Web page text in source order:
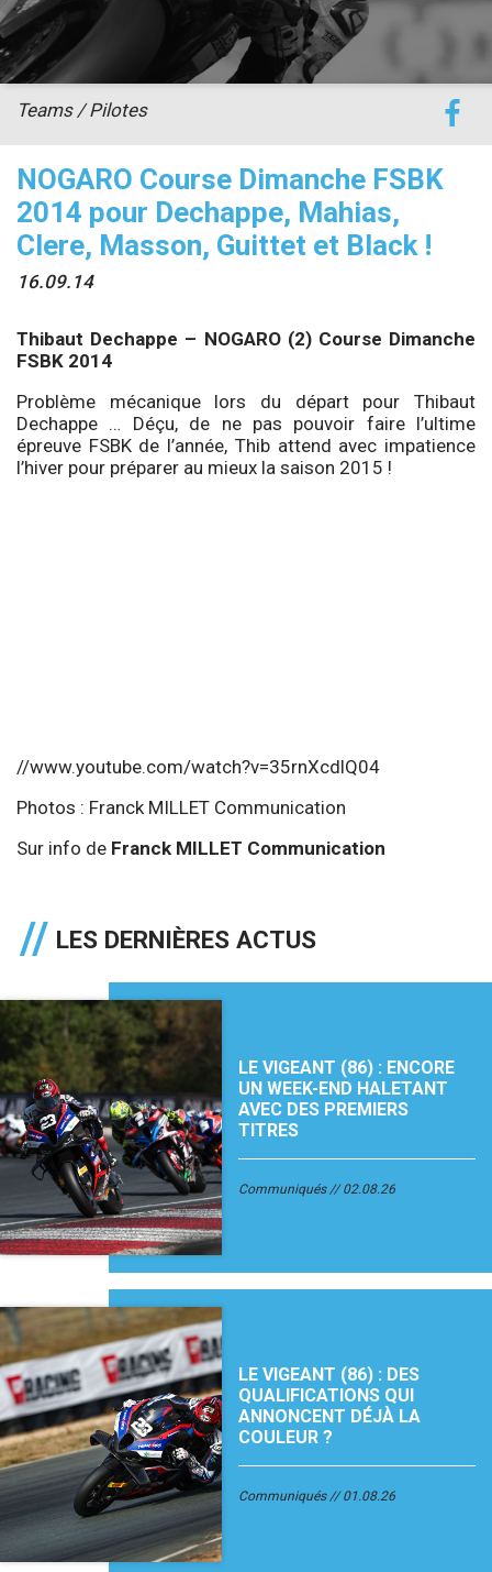
NOGARO Course Dimanche FSBK
2014 pour Dechappe, Mahias,
Clere, Masson, Guittet et Black !
16.09.14
Teams / Pilotes
Thibaut Dechappe – NOGARO (2) Course Dimanche
FSBK 2014
Problème mécanique lors du départ pour Thibaut
Dechappe … Déçu, de ne pas pouvoir faire l’ultime
épreuve FSBK de l’année, Thib attend avec impatience
l’hiver pour préparer au mieux la saison 2015 !
//www.youtube.com/watch?v=35rnXcdlQ04
Photos : Franck MILLET Communication
Sur info de Franck MILLET Communication
LES DERNIÈRES ACTUS
LE VIGEANT (86) : ENCORE
UN WEEK-END HALETANT
AVEC DES PREMIERS
TITRES
Communiqués 02.08.26
LE VIGEANT (86) : DES
QUALIFICATIONS QUI
ANNONCENT DÉJÀ LA
COULEUR ?
Communiqués 01.08.26